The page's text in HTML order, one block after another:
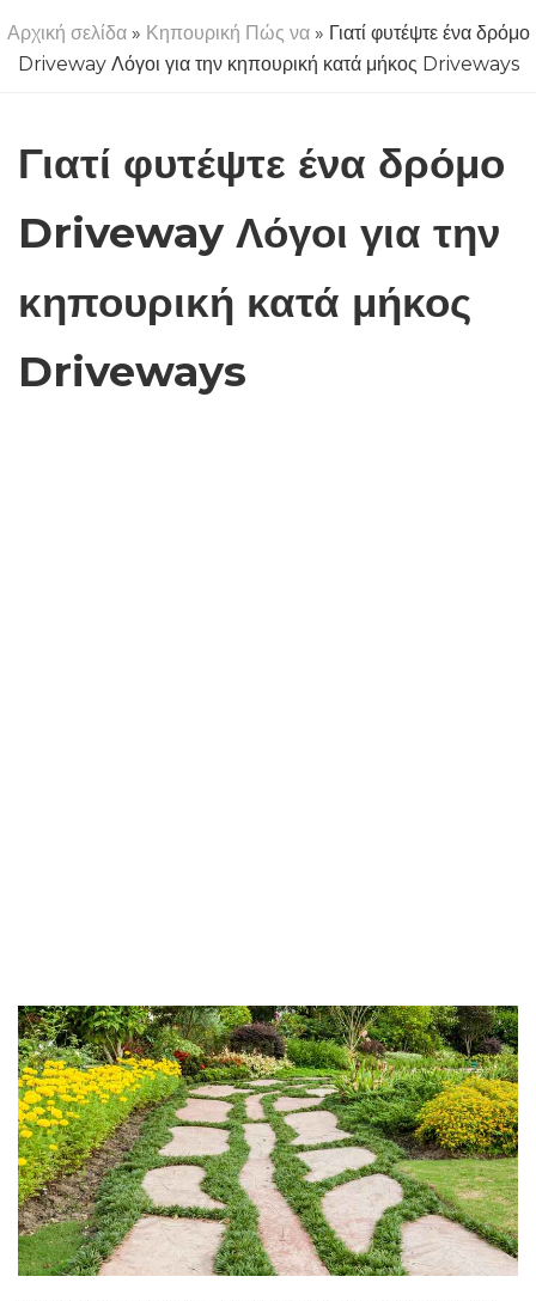
Αρχική σελίδα» Κηπουρική Πώς να» Γιατί φυτέψτε ένα δρόμο
Driveway Λόγοι για την κηπουρική κατά μήκος Driveways
Γιατί φυτέψτε ένα δρόμο
Driveway Λόγοι για την
κηπουρική κατά μήκος
Driveways